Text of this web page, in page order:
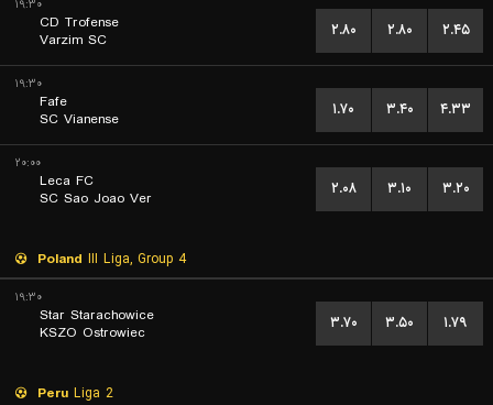
۱۹:۳۰
CD Trofense
Varzim SC
۲.۸۰ ۲.۸۰ ۲.۴۵
۱۹:۳۰
Fafe
SC Vianense
۱.۷۰ ۳.۴۰ ۴.۳۳
۲۰:۰۰
Leca FC
SC Sao Joao Ver
۲.۰۸ ۳.۱۰ ۳.۲۰
Poland III Liga, Group 4
۱۹:۳۰
Star Starachowice
KSZO Ostrowiec
۳.۷۰ ۳.۵۰ ۱.۷۹
Peru Liga 2